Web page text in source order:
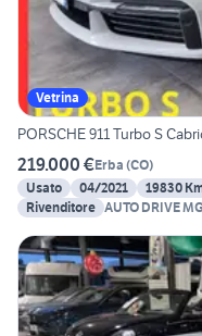
Vetrina
PORSCHE 911 Turbo S
219.000 €Erba (CO)
Usato
04/2021 19830
Rivenditore AUTO DRIVE